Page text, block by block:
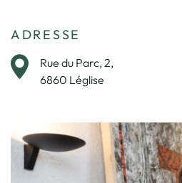
ADRESSE
Rue du Parc, 2,
6860 Léglise